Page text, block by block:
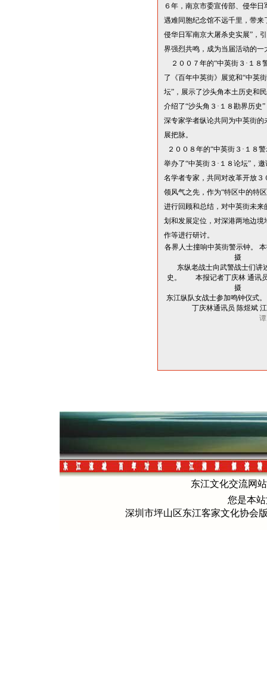
６年，南京市委宣传部、侵华日
遇难同胞纪念馆不远千里，带来
侵华日军南京大屠杀史实展” ，
界强烈共鸣，成为当届活动的一
２００７年的“中英街３ · １８
了《百年中英街》展览和“中英
坛” ，展示了沙头角本土历史和
介绍了“沙头角３ · １８勘界历史”
深专家学者纵论共同为中英街的
展把脉。
２００８年的“中英街３ · １８
举办了“中英街３ · １８论坛” ，
名学者专家，共同对改革开放３
领风气之先，作为“特区中的特区
进行回顾和总结，对中英街未来
划和发展定位，对深港两地边境
作等进行研讨。
各界人士撞响中英街警示钟。
摄
东纵老战士向武警战士们讲
史。 本报记者丁庆林 通讯
摄
东江纵队女战士参加鸣钟仪
丁庆林通讯员 陈煜斌
东江文化交流网
您是本
深圳市坪山区东江客家文化协